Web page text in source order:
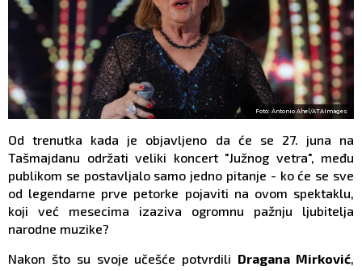
Foto: Antonio Ahel/ATAImages
Od trenutka kada je objavljeno da će se 27. juna na
Tašmajdanu održati veliki koncert "Južnog vetra", među
publikom se postavljalo samo jedno pitanje - ko će se sve
od legendarne prve petorke pojaviti na ovom spektaklu,
koji već mesecima izaziva ogromnu pažnju ljubitelja
narodne muzike?
Nakon što su svoje učešće potvrdili Dragana Mirković,